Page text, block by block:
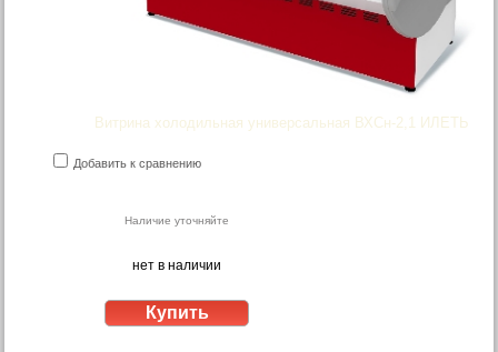
Витрина холодильная универсальная ВХСн-2,1 ИЛЕТЬ
Добавить к сравнению
Наличие уточняйте
нет в наличии